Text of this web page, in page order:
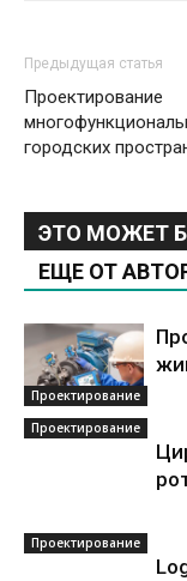
Предыдущая статья
Проектирование
городских
ЭТО МОЖЕТ
ЕЩЕ ОТ
Проектирование
Проектирование
Проектирование